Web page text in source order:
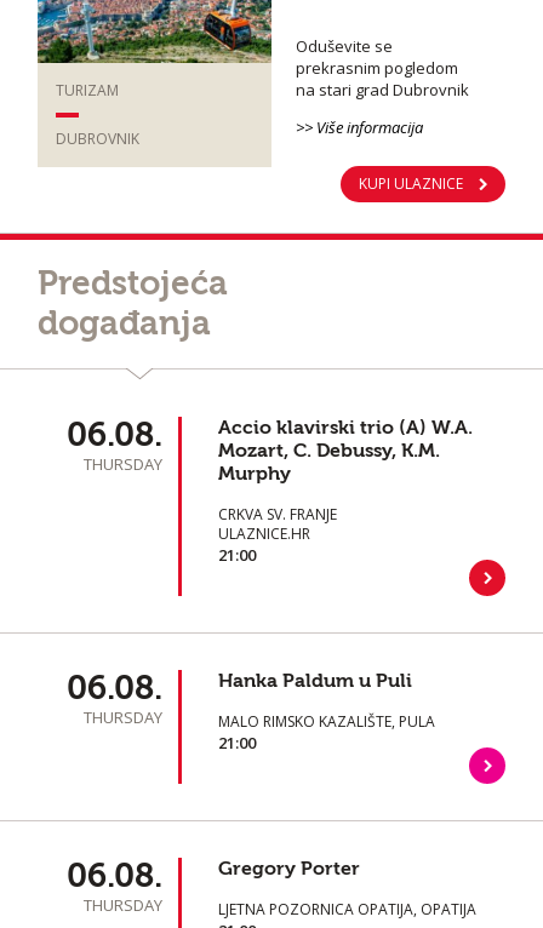
TURIZAM
DUBROVNIK
Oduševite se
prekrasnim pogledom
na stari grad Dubrovnik
>> Više informacija
KUPI ULAZNICE
Predstojeća
događanja
06.08.
THURSDAY
Accio klavirski trio (A) W.A.
Mozart, C. Debussy, K.M.
Murphy
CRKVA SV. FRANJE
ULAZNICE.HR
21:00
06.08.
THURSDAY
Hanka Paldum u Puli
MALO RIMSKO KAZALIŠTE, PULA
21:00
06.08.
THURSDAY
Gregory Porter
LJETNA POZORNICA OPATIJA, OPATIJA